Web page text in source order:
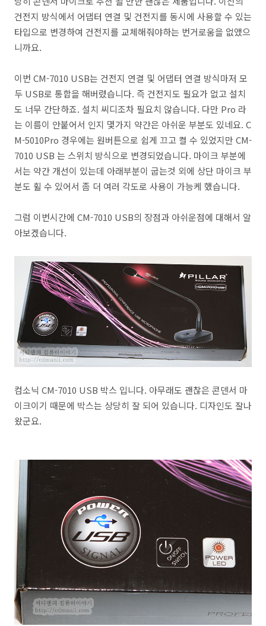
건전지 방식에서 어댑터 연결 및 건전지를 동시에 사용할 수 있는
타입으로 변경하여 건전지를 교체해줘야하는 번거로움을 없앴으
니까요.
이번 CM-7010 USB는 건전지 연결 및 어댑터 연결 방식마저 모
두 USB로 통합을 해버렸습니다. 즉 건전지도 필요가 없고 설치
도 너무 간단하죠. 설치 씨디조차 필요치 않습니다. 다만 Pro 라
는 이름이 안붙어서 인지 몇가지 약간은 아쉬운 부분도 있네요. C
M-5010Pro 경우에는 원버튼으로 쉽게 끄고 켤 수 있었지만 CM-
7010 USB 는 스위치 방식으로 변경되었습니다. 마이크 부분에
서는 약간 개선이 있는데 아래부분이 굽는것 외에 상단 마이크 부
분도 휠 수 있어서 좀 더 여러 각도로 사용이 가능케 했습니다.
그럼 이번시간에 CM-7010 USB의 장점과 아쉬운점에 대해서 알
아보겠습니다.
컴소닉 CM-7010 USB 박스 입니다. 아무래도 괜찮은 콘덴서 마
이크이기 때문에 박스는 상당히 잘 되어 있습니다. 디자인도 잘나
왔군요.